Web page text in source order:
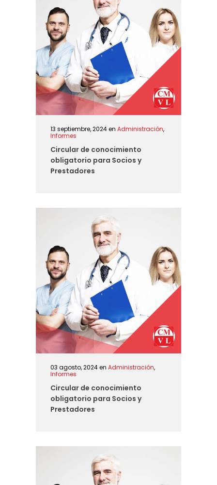
13 septiembre, 2024en Administración,
Informes
Circular de conocimiento
obligatorio para Socios y
Prestadores
03 agosto, 2024en Administración,
Informes
Circular de conocimiento
obligatorio para Socios y
Prestadores